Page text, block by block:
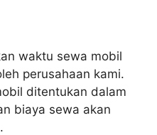
waktu sewa mobil
perusahaan kami.
ditentukan dalam
biaya sewa akan